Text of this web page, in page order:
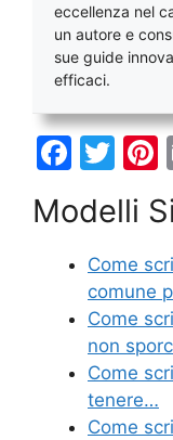
eccellenza nel
un autore e
sue guide
efficaci.
F
c
e
b
o
o
k
T
w
itt
er
nt
Modelli
Come
comune
Come
non
Come
tenere…
Come